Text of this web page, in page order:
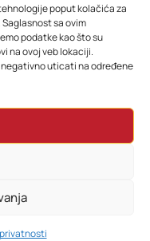
poput kolačića za
sa ovim
podatke kao što su
na ovoj veb lokaciji.
uticati na određene
MOJ RAČUN